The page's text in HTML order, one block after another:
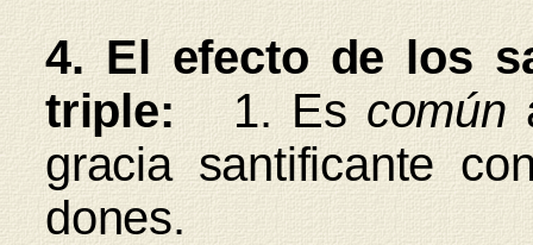
4. El efecto de los
triple: 1. Escomún
gracia santificante
dones.